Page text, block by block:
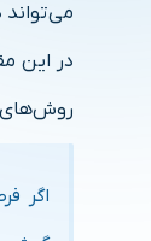
در این
روش‌های
اگر